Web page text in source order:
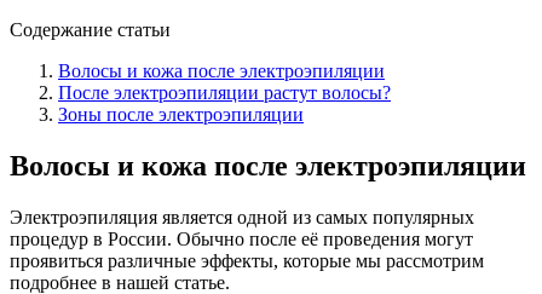
Содержание статьи
Волосы и кожа после электроэпиляции
После электроэпиляции растут волосы?
Зоны после электроэпиляции
Волосы и кожа после электроэпиляции
Электроэпиляция является одной из самых популярных
процедур в России. Обычно после её проведения могут
проявиться различные эффекты, которые мы рассмотрим
подробнее в нашей статье.